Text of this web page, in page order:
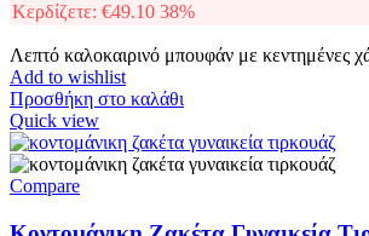
Κερδίζετε: €49.10 38%
Λεπτό καλοκαιρινό μπουφάν με κεντημένες
Add to wishlist
Προσθήκη στο καλάθι
Quick view
Compare